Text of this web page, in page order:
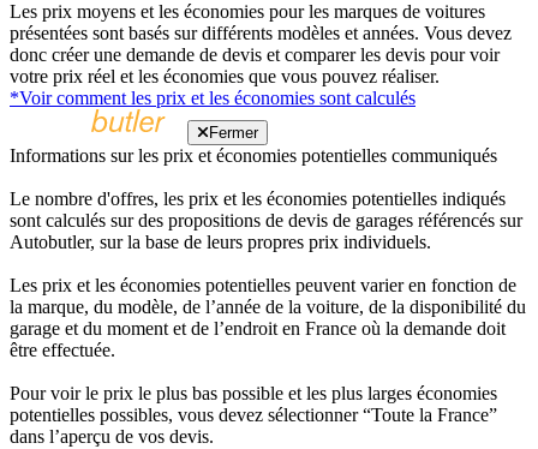
Les prix moyens et les économies pour les marques de voitures
présentées sont basés sur différents modèles et années. Vous devez
donc créer une demande de devis et comparer les devis pour voir
votre prix réel et les économies que vous pouvez réaliser.
*Voir comment les prix et les économies sont calculés
Fermer
Informations sur les prix et économies potentielles communiqués
Le nombre d'offres, les prix et les économies potentielles indiqués
sont calculés sur des propositions de devis de garages référencés sur
Autobutler, sur la base de leurs propres prix individuels.
Les prix et les économies potentielles peuvent varier en fonction de
la marque, du modèle, de l’année de la voiture, de la disponibilité du
garage et du moment et de l’endroit en France où la demande doit
être effectuée.
Pour voir le prix le plus bas possible et les plus larges économies
potentielles possibles, vous devez sélectionner “Toute la France”
dans l’aperçu de vos devis.